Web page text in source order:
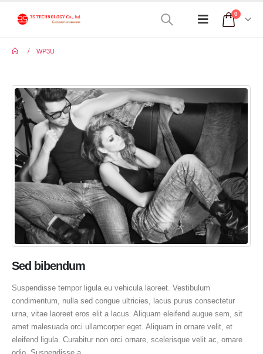
0
WP3U
Sed bibendum
Suspendisse tempor ligula eu vehicula laoreet. Vestibulum
condimentum, nulla sed congue ultricies, lacus purus consectetur
urna, vitae laoreet eros elit a lacus. Aliquam eleifend augue sem, sit
amet malesuada orci ullamcorper eget. Aliquam in ornare velit, et
eleifend ligula. Curabitur non orci ornare, scelerisque velit ac, ornare